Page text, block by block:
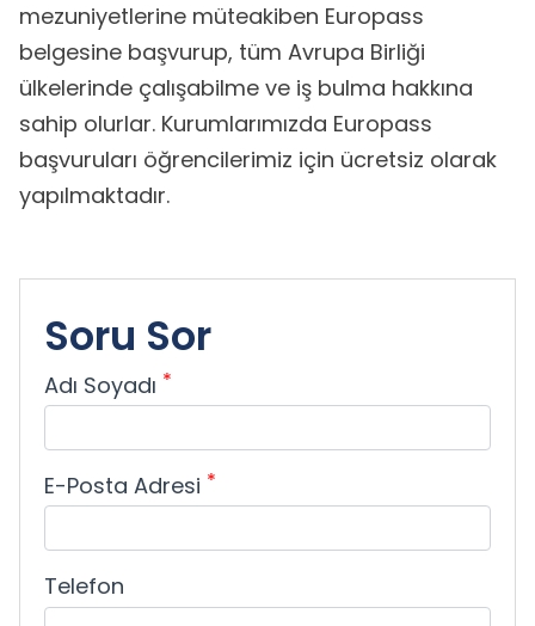
mezuniyetlerine müteakiben Europass
belgesine başvurup, tüm Avrupa Birliği
ülkelerinde çalışabilme ve iş bulma hakkına
sahip olurlar. Kurumlarımızda Europass
başvuruları öğrencilerimiz için ücretsiz olarak
yapılmaktadır.
Soru Sor
Adı Soyadı *
E-Posta Adresi *
Telefon